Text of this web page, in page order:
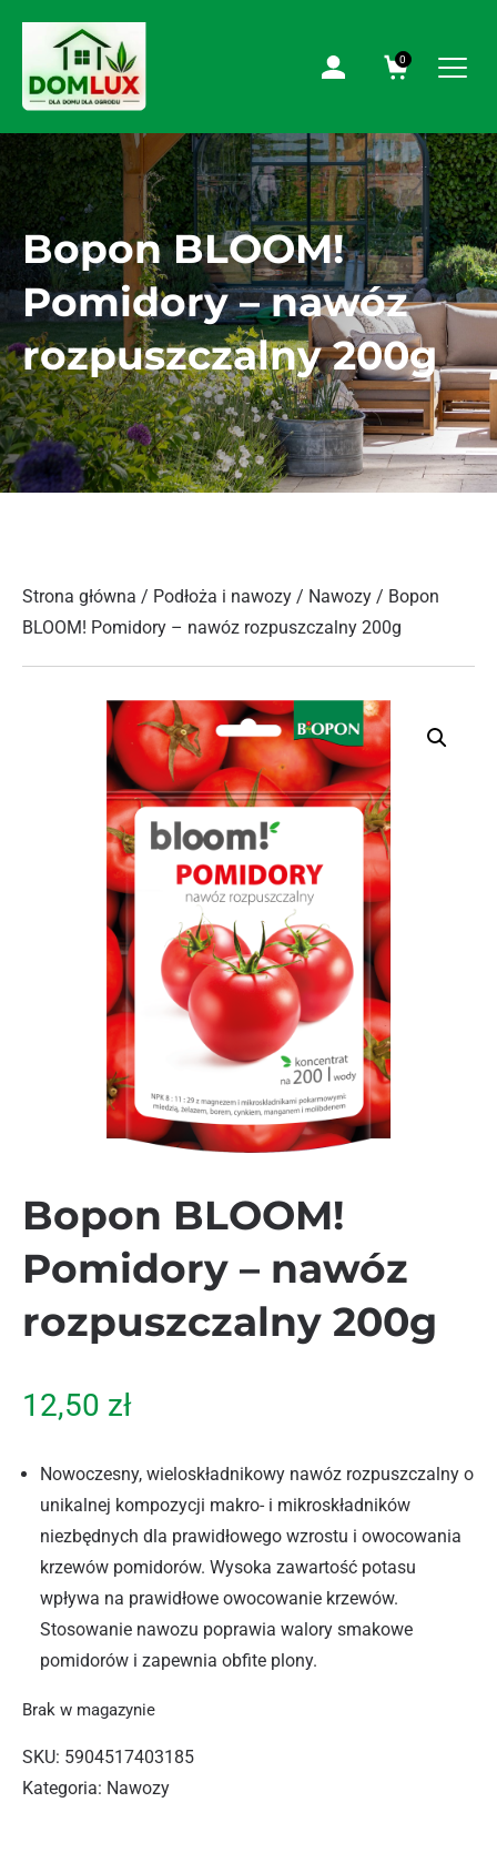
0
Bopon BLOOM!
Pomidory – nawóz
rozpuszczalny 200g
Strona główna / Podłoża i nawozy / Nawozy / Bopon
BLOOM! Pomidory – nawóz rozpuszczalny 200g
Bopon BLOOM!
Pomidory – nawóz
rozpuszczalny 200g
12,50 zł
Nowoczesny, wieloskładnikowy nawóz rozpuszczalny o
unikalnej kompozycji makro- i mikroskładników
niezbędnych dla prawidłowego wzrostu i owocowania
krzewów pomidorów. Wysoka zawartość potasu
wpływa na prawidłowe owocowanie krzewów.
Stosowanie nawozu poprawia walory smakowe
pomidorów i zapewnia obfite plony.
Brak w magazynie
SKU: 5904517403185
Kategoria: Nawozy